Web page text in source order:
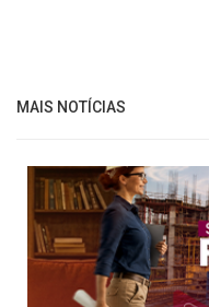
MAIS NOTÍCIAS